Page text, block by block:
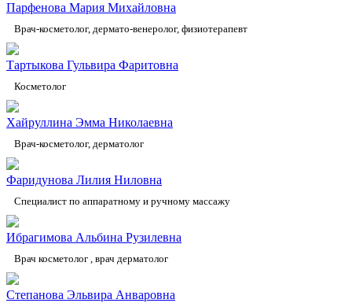
Парфенова Мария Михайловна
Врач-косметолог, дермато-венеролог, физиотерапевт
Тартыкова Гульвира Фаритовна
Косметолог
Хайруллина Эмма Николаевна
Врач-косметолог, дерматолог
Фаридунова Лилия Ниловна
Специалист по аппаратному и ручному массажу
Ибрагимова Альбина Рузилевна
Врач косметолог , врач дерматолог
Степанова Эльвира Анваровна